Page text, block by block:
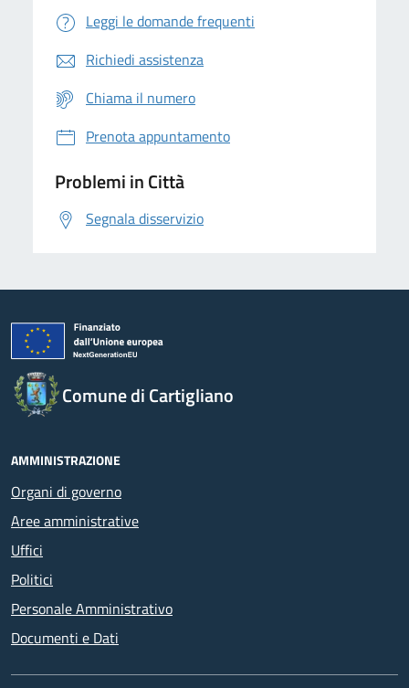
Leggi le domande frequenti
Richiedi assistenza
Chiama il numero
Prenota appuntamento
Problemi in Città
Segnala disservizio
Comune di Cartigliano
AMMINISTRAZIONE
Organi di governo
Aree amministrative
Uffici
Politici
Personale Amministrativo
Documenti e Dati